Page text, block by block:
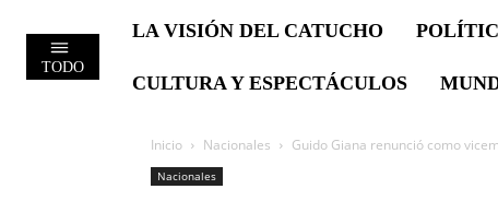
TODO
LA VISIÓN DEL CATUCHO
CULTURA Y ESPECTÁCULOS
Inicio Nacionales Guido Giana renunció como
Nacionales